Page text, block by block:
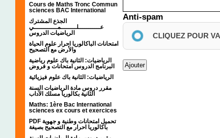
Cours de Maths Tronc Commun
sciences BAC International
الجذع المشترك
عـــــــــــلــــــــمــــــــــــي
الرياضيات الدروس
امتحانات الباكالوريا احرار علوم الحياة
والأرض مع التصحيح
الرياضيات: الثانية باك علوم رياضية
البرنامج الدروس امتحانات و فروض
الرياضيات: الثانية باك علوم فيزيائية
مقرر دروس مادة الرياضيات السنة
الثانية بكالوريا مسلك الآداب
Maths: 1ère Bac International
sciences ex cours et exercices
PDF تحميل امتحانات وطنية و جهوية
باكالوريا احرار مع التصحيح بصيغة
Anti-spam
CLIQUEZ POUR